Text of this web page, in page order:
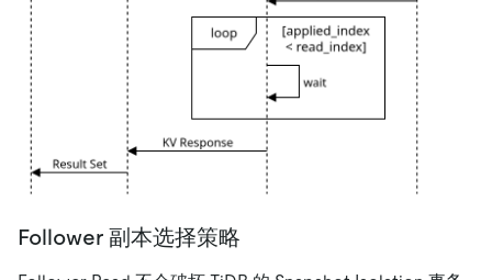
Follower 副本选择策略